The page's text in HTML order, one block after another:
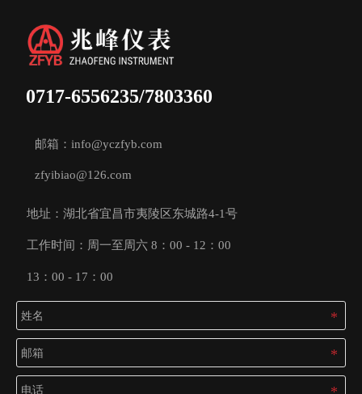
0717-6556235/7803360
邮箱：info@yczfyb.com
zfyibiao@126.com
地址：湖北省宜昌市夷陵区东城路4-1号
工作时间：周一至周六 8：00 - 12：00
13：00 - 17：00